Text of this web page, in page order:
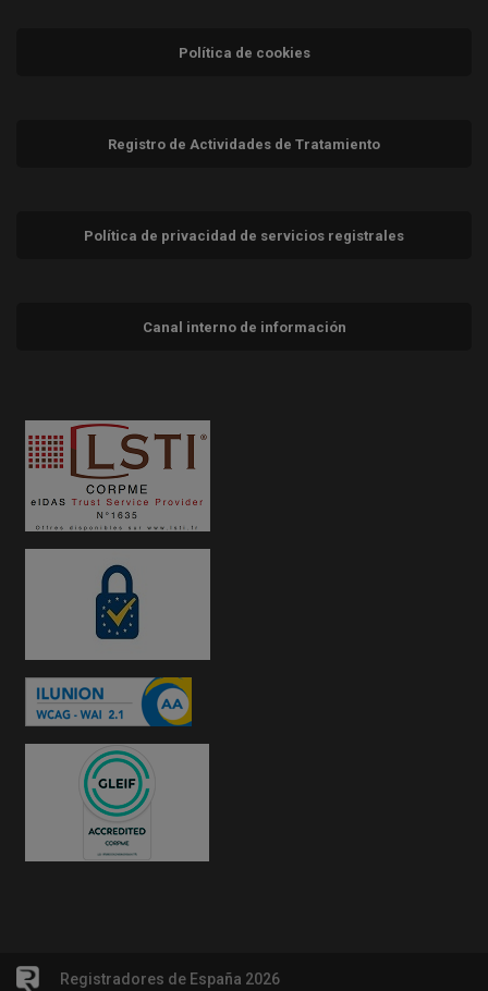
Política de cookies
Registro de Actividades de Tratamiento
Política de privacidad de servicios registrales
Canal interno de información
Registradores de España 2026